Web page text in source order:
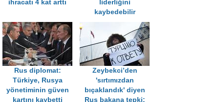
ihracatı 4 kat arttı
liderliğini
kaybedebilir
Rus diplomat:
Türkiye, Rusya
yönetiminin güven
kartını kaybetti
Zeybekci’den
'sırtımızdan
bıçaklandık' diyen
Rus bakana tepki: